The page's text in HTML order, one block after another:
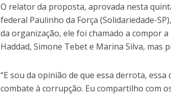
O relator da proposta, aprovada nesta
federal Paulinho da Força (Solidariedade-
da organização, ele foi chamado a compor
Haddad, Simone Tebet e Marina Silva, mas
“E sou da opinião de que essa derrota,
combate à corrupção. Eu compartilho com